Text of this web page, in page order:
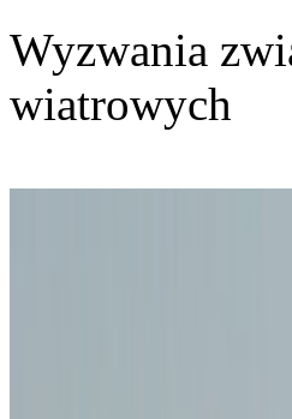
Wyzwania
wiatrowych